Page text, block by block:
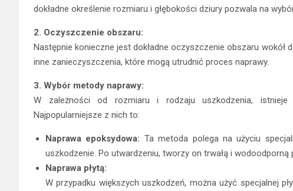
dokładne określenie rozmiaru i głębokości dziury pozwala na
2. Oczyszczenie obszaru:
Następnie konieczne jest dokładne oczyszczenie obszaru wokół
inne zanieczyszczenia, które mogą utrudnić proces naprawy.
3. Wybór metody naprawy:
W zależności od rozmiaru i rodzaju uszkodzenia,
Najpopularniejsze z nich to:
Naprawa epoksydowa: Ta metoda polega na użyciu
uszkodzenie. Po utwardzeniu, tworzy on trwałą i wodoodporną
Naprawa płytą:
W przypadku większych uszkodzeń, można użyć specjalnej